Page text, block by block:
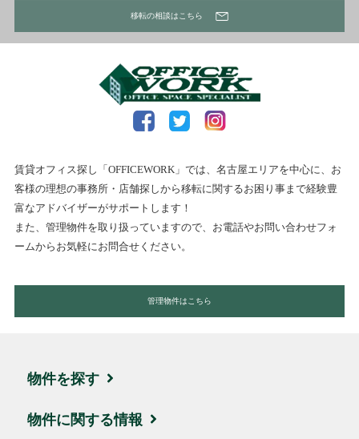
移転の相談はこちら
賃貸オフィス探し「OFFICEWORK」では、名古屋エリアを中心に、お
客様の理想の事務所・店舗探しから移転に関するお困り事まで経験豊
富なアドバイザーがサポートします！
また、管理物件を取り扱っていますので、お電話やお問い合わせフォ
ームからお気軽にお問合せください。
管理物件はこちら
物件を探す
エリア・住所から探す
物件に関する情報